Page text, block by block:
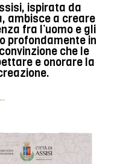
ispirata da
ambisce a creare
fra l’uomo e gli
profondamente in
che le
e onorare la